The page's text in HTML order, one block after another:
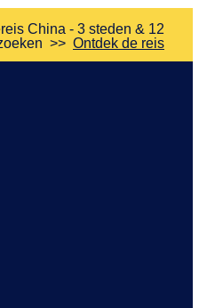
China - 3 steden & 12
>> Ontdek de reis